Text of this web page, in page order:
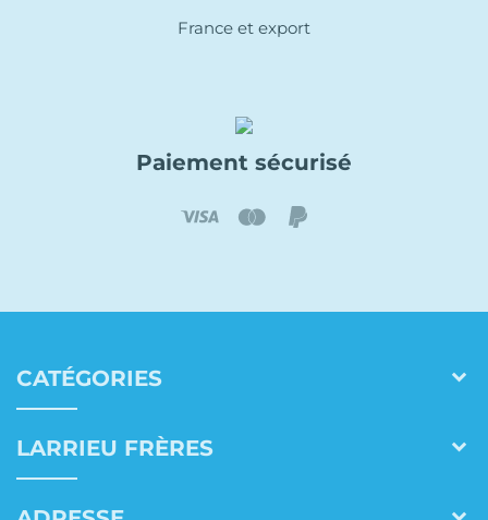
France et export
Paiement sécurisé
CATÉGORIES
LARRIEU FRÈRES